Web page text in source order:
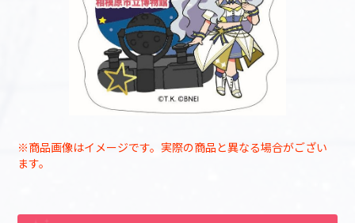
※商品画像はイメージです。実際の商品と異なる場合がござい
ます。